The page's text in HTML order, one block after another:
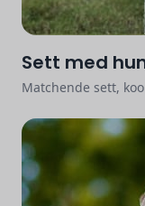
Sett med
Matchende sett,